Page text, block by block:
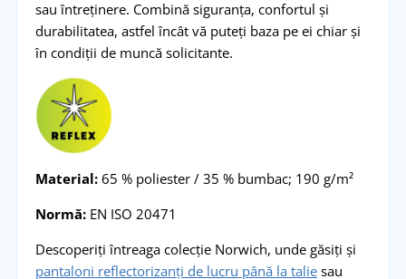
sau întreținere. Combină siguranța, confortul și
durabilitatea, astfel încât vă puteți baza pe ei chiar și
în condiții de muncă solicitante.
Material:65 % poliester / 35 % bumbac; 190 g/m²
Normă:EN ISO 20471
Descoperiți întreaga colecție Norwich, unde găsiți și
pantaloni reflectorizanți de lucru până la taliesau